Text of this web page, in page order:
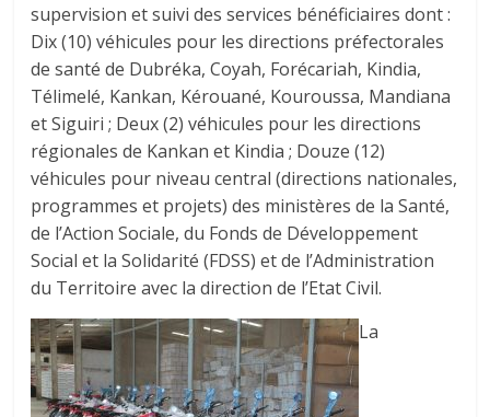
supervision et suivi des services bénéficiaires dont :
Dix (10) véhicules pour les directions préfectorales
de santé de Dubréka, Coyah, Forécariah, Kindia,
Télimelé, Kankan, Kérouané, Kouroussa, Mandiana
et Siguiri ; Deux (2) véhicules pour les directions
régionales de Kankan et Kindia ; Douze (12)
véhicules pour niveau central (directions nationales,
programmes et projets) des ministères de la Santé,
de l’Action Sociale, du Fonds de Développement
Social et la Solidarité (FDSS) et de l’Administration
du Territoire avec la direction de l’Etat Civil.
La